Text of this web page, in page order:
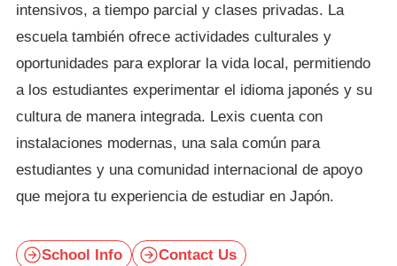
intensivos, a tiempo parcial y clases privadas. La
escuela también ofrece actividades culturales y
oportunidades para explorar la vida local, permitiendo
a los estudiantes experimentar el idioma japonés y su
cultura de manera integrada. Lexis cuenta con
instalaciones modernas, una sala común para
estudiantes y una comunidad internacional de apoyo
que mejora tu experiencia de estudiar en Japón.
School Info Contact Us